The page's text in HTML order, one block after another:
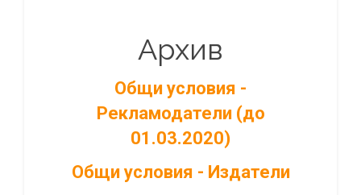
Архив
Общи условия -
Рекламодатели (до
01.03.2020)
Общи условия - Издатели